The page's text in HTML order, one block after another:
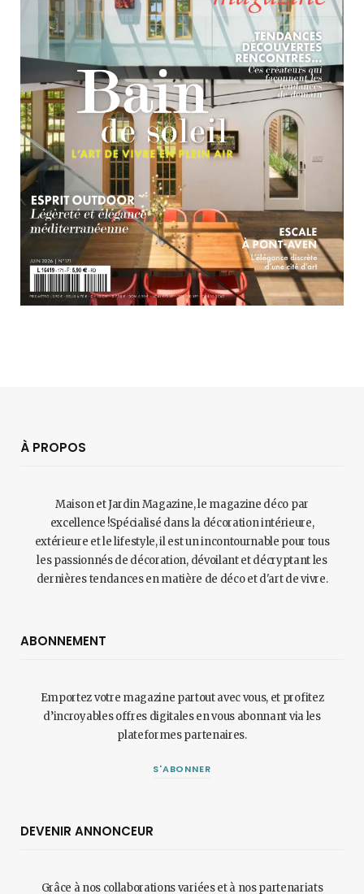
À PROPOS
Maison et Jardin Magazine, le magazine déco par
excellence !Spécialisé dans la décoration intérieure,
extérieure et le lifestyle, il est un incontournable pour tous
les passionnés de décoration, dévoilant et décryptant les
dernières tendances en matière de déco et d'art de vivre.
ABONNEMENT
Emportez votre magazine partout avec vous, et profitez
d’incroyables offres digitales en vous abonnant via les
plateformes partenaires.
S'ABONNER
DEVENIR ANNONCEUR
Grâce à nos collaborations variées et à nos partenariats